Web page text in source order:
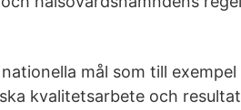
mål som till
kvalitetsarbete och